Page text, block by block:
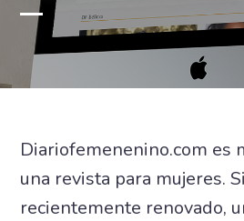
Diariofemenenino.com es
una revista para mujeres.
recientemente renovado,